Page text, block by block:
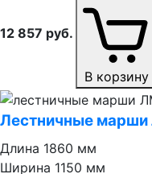
12 857 руб.
В корзину
Лестничные
Длина 1860 мм
Ширина 1150 мм